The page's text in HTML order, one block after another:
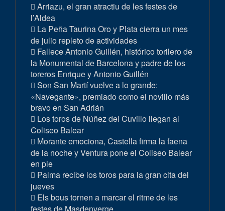
Arriazu, el gran atractiu de les festes de
l’Aldea
La Peña Taurina Oro y Plata cierra un mes
de julio repleto de actividades
Fallece Antonio Guillén, histórico torilero de
la Monumental de Barcelona y padre de los
toreros Enrique y Antonio Guillén
Son San Martí vuelve a lo grande:
«Navegante», premiado como el novillo más
bravo en San Adrián
Los toros de Núñez del Cuvillo llegan al
Coliseo Balear
Morante emociona, Castella firma la faena
de la noche y Ventura pone el Coliseo Balear
en pie
Palma recibe los toros para la gran cita del
jueves
Els bous tornen a marcar el ritme de les